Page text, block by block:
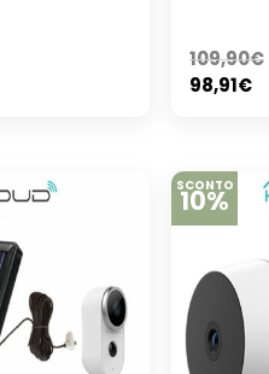
109,90€
98,91€
SCONTO
10%